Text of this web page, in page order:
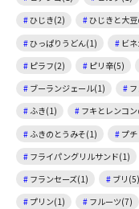
ひじき(2)
ひじきと大
ひっぱりうどん(1)
ビ
ピラフ(2)
ピリ辛(5)
ブーランジェール(1)
ふき(1)
フキとレンコ
ふきのとうみそ(1)
プ
フライパングリルサンド(1)
フランセーズ(1)
ブリ(5)
プリン(1)
フルーツ(7)